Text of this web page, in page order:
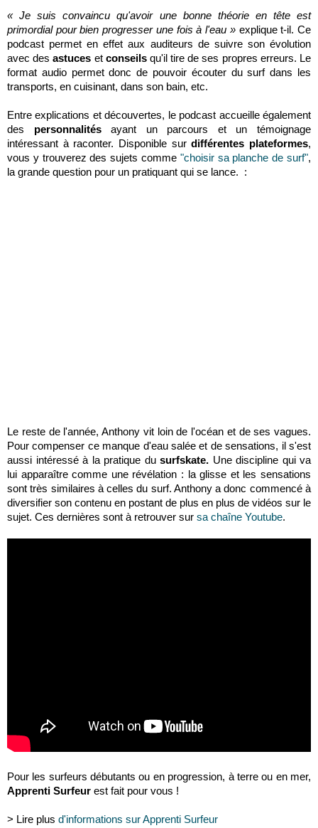
« Je suis convaincu qu'avoir une bonne théorie en tête est
primordial pour bien progresser une fois à l'eau » explique t-il. Ce
podcast permet en effet aux auditeurs de suivre son évolution
avec des astuces et conseilsqu'il tire de ses propres erreurs. Le
format audio permet donc de pouvoir écouter du surf dans les
transports, en cuisinant, dans son bain, etc.
Entre explications et découvertes, le podcast accueille également
des personnalitésayant un parcours et un témoignage
intéressant à raconter. Disponible surdifférentes plateformes,
vous y trouverez des sujets comme "choisir sa planche de surf",
la grande question pour un pratiquant qui se lance. :
Le reste de l'année, Anthony vit loin de l'océan et de ses vagues.
Pour compenser ce manque d'eau salée et de sensations, il s'est
aussi intéressé à la pratique du surfskate. Une discipline qui va
lui apparaître comme une révélation : la glisse et les sensations
sont très similaires à celles du surf. Anthony a donc commencé à
diversifier son contenu en postant de plus en plus de vidéos sur le
sujet. Ces dernières sont à retrouver sur sa chaîne Youtube.
Pour les surfeurs débutants ou en progression, à terre ou en mer,
Apprenti Surfeur est fait pour vous !
> Lire plus d'informations sur Apprenti Surfeur